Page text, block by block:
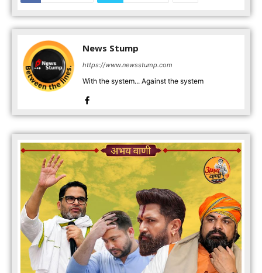
News Stump
https://www.newsstump.com
With the system... Against the system